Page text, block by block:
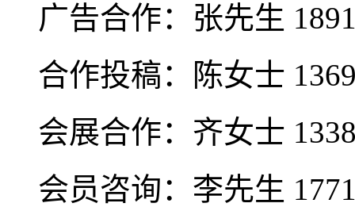
广告合作： 张先生
合作投稿：
陈女士
会展合作： 齐女士
会员咨询： 李先生